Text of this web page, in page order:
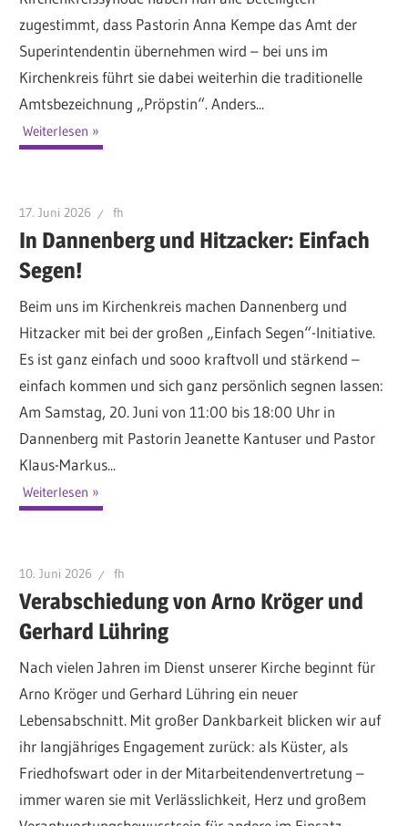
zugestimmt, dass Pastorin Anna Kempe das Amt der
Superintendentin übernehmen wird – bei uns im
Kirchenkreis führt sie dabei weiterhin die traditionelle
Amtsbezeichnung „Pröpstin“. Anders...
Weiterlesen
17. Juni 2026 fh
In Dannenberg und Hitzacker: Einfach
Segen!
Beim uns im Kirchenkreis machen Dannenberg und
Hitzacker mit bei der großen „Einfach Segen“-Initiative.
Es ist ganz einfach und sooo kraftvoll und stärkend –
einfach kommen und sich ganz persönlich segnen lassen:
Am Samstag, 20. Juni von 11:00 bis 18:00 Uhr in
Dannenberg mit Pastorin Jeanette Kantuser und Pastor
Klaus-Markus...
Weiterlesen
10. Juni 2026 fh
Verabschiedung von Arno Kröger und
Gerhard Lühring
Nach vielen Jahren im Dienst unserer Kirche beginnt für
Arno Kröger und Gerhard Lühring ein neuer
Lebensabschnitt. Mit großer Dankbarkeit blicken wir auf
ihr langjähriges Engagement zurück: als Küster, als
Friedhofswart oder in der Mitarbeitendenvertretung –
immer waren sie mit Verlässlichkeit, Herz und großem